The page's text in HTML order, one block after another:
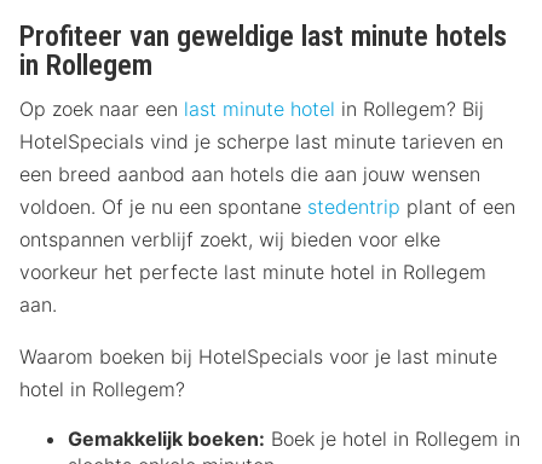
Profiteer van geweldige last minute hotels
in Rollegem
Op zoek naar een last minute hotel in Rollegem? Bij
HotelSpecials vind je scherpe last minute tarieven en
een breed aanbod aan hotels die aan jouw wensen
voldoen. Of je nu een spontane stedentrip plant of een
ontspannen verblijf zoekt, wij bieden voor elke
voorkeur het perfecte last minute hotel in Rollegem
aan.
Waarom boeken bij HotelSpecials voor je last minute
hotel in Rollegem?
Gemakkelijk boeken: Boek je hotel in Rollegem in